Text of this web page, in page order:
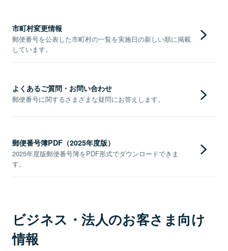
市町村変更情報
郵便番号を公表した市町村の一覧を実施日の新しい順に掲載
しています。
よくあるご質問・お問い合わせ
郵便番号に関するさまざまな疑問にお答えします。
郵便番号簿PDF（2025年度版）
2025年度版郵便番号簿をPDF形式でダウンロードできま
す。
ビジネス・法人のお客さま向け
情報